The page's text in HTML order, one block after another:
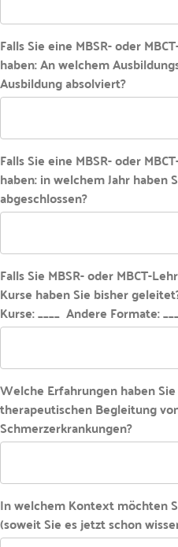
Falls Sie eine MBSR- oder
haben: An welchem
Ausbildung absolviert?
Falls Sie eine MBSR- oder
haben: in welchem Jahr haben
abgeschlossen?
Falls Sie MBSR- oder MBCT-
Kurse haben Sie bisher
Kurse: ____ Andere Formate:
Welche Erfahrungen haben
therapeutischen Begleitung
Schmerzerkrankungen?
In welchem Kontext möchten
(soweit Sie es jetzt schon